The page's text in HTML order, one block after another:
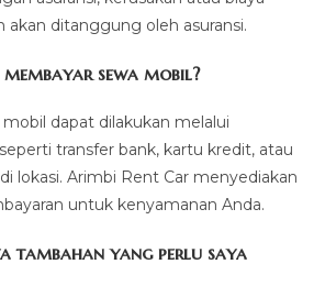
akan ditanggung oleh asuransi.
sewa mobil?
dapat dilakukan melalui
transfer bank, kartu kredit, atau
lokasi. Arimbi Rent Car menyediakan
untuk kenyamanan Anda.
tambahan yang perlu saya